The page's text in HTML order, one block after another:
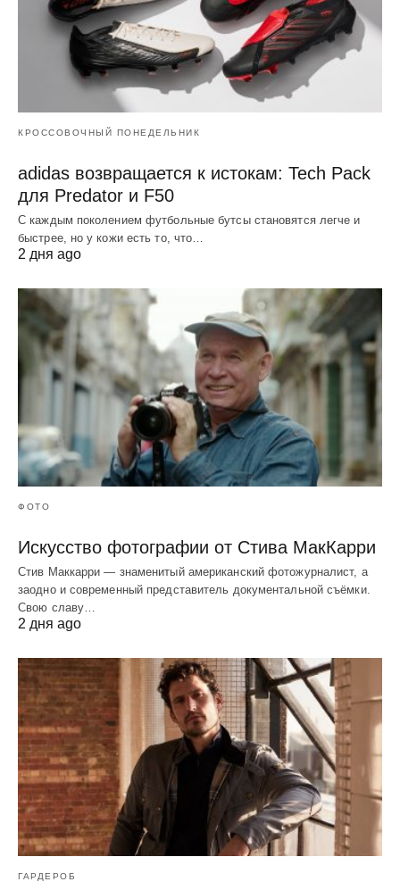
КРОССОВОЧНЫЙ ПОНЕДЕЛЬНИК
adidas возвращается к истокам: Tech Pack
для Predator и F50
С каждым поколением футбольные бутсы становятся легче и
быстрее, но у кожи есть то, что…
2 дня ago
ФОТО
Искусство фотографии от Стива МакКарри
Стив Маккарри — знаменитый американский фотожурналист, а
заодно и современный представитель документальной съёмки.
Свою славу…
2 дня ago
ГАРДЕРОБ